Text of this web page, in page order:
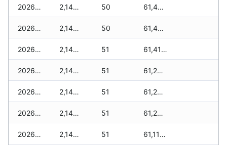
2026-04-09 2,140 zł 50 61,480 zł
2026-04-08 2,140 zł 50 61,420 zł
2026-04-07 2,140 zł 51 61,410 zł
2026-04-06 2,140 zł 51 61,280 zł
2026-04-05 2,140 zł 51 61,260 zł
2026-04-04 2,140 zł 51 61,230 zł
2026-04-03 2,140 zł 51 61,110 zł